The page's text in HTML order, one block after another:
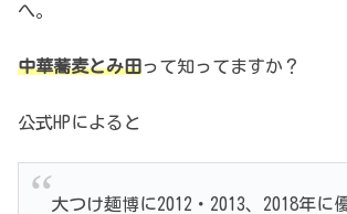
へ。
中華蕎麦とみ田って知ってますか？
公式HPによると
大つけ麺博に2012・2013、2018年に